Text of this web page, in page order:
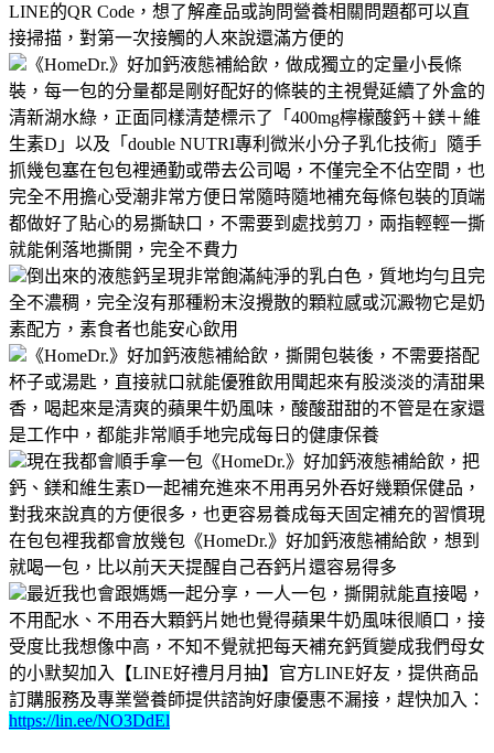
LINE的QR Code，想了解產品或詢問營養相關問題都可以直
接掃描，對第一次接觸的人來說還滿方便的
《HomeDr.》好加鈣液態補給飲，做成獨立的定量小長條
裝，每一包的分量都是剛好配好的條裝的主視覺延續了外盒的
清新湖水綠，正面同樣清楚標示了「400mg檸檬酸鈣＋鎂＋維
生素D」以及「double NUTRI專利微米小分子乳化技術」隨手
抓幾包塞在包包裡通勤或帶去公司喝，不僅完全不佔空間，也
完全不用擔心受潮非常方便日常隨時隨地補充每條包裝的頂端
都做好了貼心的易撕缺口，不需要到處找剪刀，兩指輕輕一撕
就能俐落地撕開，完全不費力
倒出來的液態鈣呈現非常飽滿純淨的乳白色，質地均勻且完
全不濃稠，完全沒有那種粉末沒攪散的顆粒感或沉澱物它是奶
素配方，素食者也能安心飲用
《HomeDr.》好加鈣液態補給飲，撕開包裝後，不需要搭配
杯子或湯匙，直接就口就能優雅飲用聞起來有股淡淡的清甜果
香，喝起來是清爽的蘋果牛奶風味，酸酸甜甜的不管是在家還
是工作中，都能非常順手地完成每日的健康保養
現在我都會順手拿一包《HomeDr.》好加鈣液態補給飲，把
鈣、鎂和維生素D一起補充進來不用再另外吞好幾顆保健品，
對我來說真的方便很多，也更容易養成每天固定補充的習慣現
在包包裡我都會放幾包《HomeDr.》好加鈣液態補給飲，想到
就喝一包，比以前天天提醒自己吞鈣片還容易得多
最近我也會跟媽媽一起分享，一人一包，撕開就能直接喝，
不用配水、不用吞大顆鈣片她也覺得蘋果牛奶風味很順口，接
受度比我想像中高，不知不覺就把每天補充鈣質變成我們母女
的小默契加入【LINE好禮月月抽】官方LINE好友，提供商品
訂購服務及專業營養師提供諮詢好康優惠不漏接，趕快加入：
https://lin.ee/NO3DdEl